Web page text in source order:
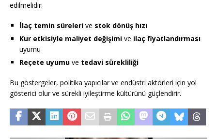
edilmelidir:
İlaç temin süreleri ve stok dönüş hızı
Kur etkisiyle maliyet değişimi ve ilaç fiyatlandırması
uyumu
Reçete uyumu ve tedavi sürekliliği
Bu göstergeler, politika yapıcılar ve endüstri aktörleri için yol
gösterici olur ve sürekli iyileştirme kültürünü güçlendirir.